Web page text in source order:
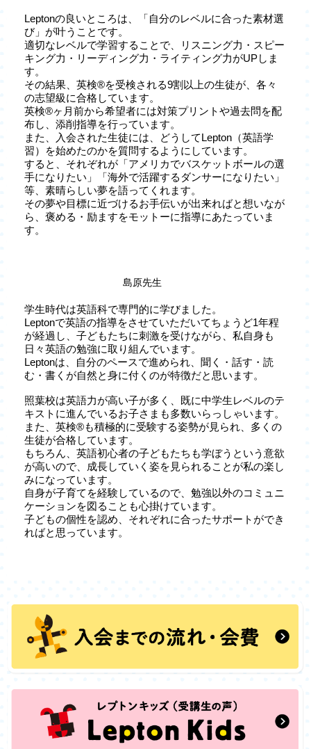
Leptonの良いところは、「自分のレベルに合った素材選
び」が叶うことです。
適切なレベルで学習することで、リスニング力・スピー
キング力・リーディング力・ライティング力がUPしま
す。
その結果、英検®を受検される9割以上の生徒が、各々
の志望級に合格しています。
英検®ヶ月前から希望者には対策プリントや過去問を配
布し、添削指導を行っています。
また、入会された生徒には、どうしてLepton（英語学
習）を始めたのかを質問するようにしています。
すると、それぞれが「アメリカでバスケットボールの選
手になりたい」「海外で活躍するダンサーになりたい」
等、素晴らしい夢を語ってくれます。
その夢や目標に近づけるお手伝いが出来ればと想いなが
ら、褒める・励ますをモットーに指導にあたっていま
す。
島原先生
学生時代は英語科で専門的に学びました。
Leptonで英語の指導をさせていただいてちょうど1年程
が経過し、子どもたちに刺激を受けながら、私自身も
日々英語の勉強に取り組んでいます。
Leptonは、自分のペースで進められ、聞く・話す・読
む・書くが自然と身に付くのが特徴だと思います。
照葉校は英語力が高い子が多く、既に中学生レベルのテ
キストに進んでいるお子さまも多数いらっしゃいます。
また、英検®も積極的に受験する姿勢が見られ、多くの
生徒が合格しています。
もちろん、英語初心者の子どもたちも学ぼうという意欲
が高いので、成長していく姿を見られることが私の楽し
みになっています。
自身が子育てを経験しているので、勉強以外のコミュニ
ケーションを図ることも心掛けています。
子どもの個性を認め、それぞれに合ったサポートができ
ればと思っています。